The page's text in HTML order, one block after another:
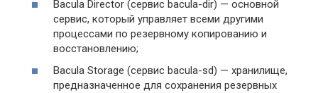
Bacula Director (сервис bacula-dir) — основной
сервис, который управляет всеми другими
процессами по резервному копированию и
восстановлению;
Bacula Storage (сервис bacula-sd) — хранилище,
предназначенное для сохранения резервных